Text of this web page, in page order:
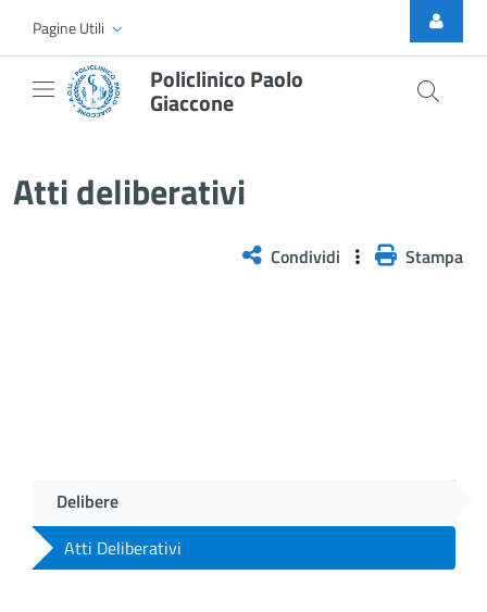
Skip to Main Content
Pagine Utili
Policlinico Paolo
Giaccone
Atti deliberativi
Condividi Stampa
Delibere
Atti Deliberativi